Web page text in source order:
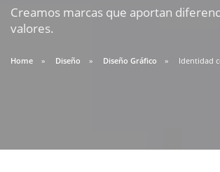
Creamos marcas que aportan
valores.
Home Diseño Diseño Gráfico Identidad
soporte@webseo.cl